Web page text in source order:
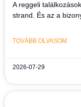
A reggeli
strand. És az a
TOVÁBB OLVASOM
2026-07-29